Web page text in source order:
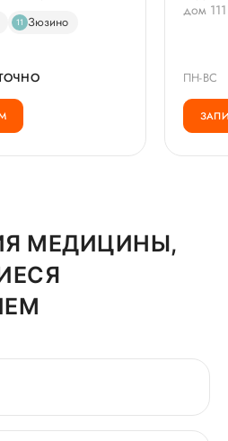
11 Зюзино
дом 111
ПН-ВС
МЕДИЦИНЫ,